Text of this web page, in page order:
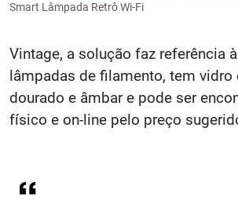
Smart Lâmpada Retrô Wi-Fi
Vintage, a solução faz referência
lâmpadas de filamento, tem
dourado e âmbar e pode ser
físico e on-line pelo preço